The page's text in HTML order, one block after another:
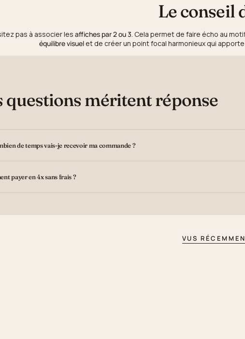
Le conseil
pas à associer les affiches par 2 ou 3. Cela permet de faire écho au
équilibre visuel et de créer un point focal harmonieux qui
questions méritent réponse
de temps vais-je recevoir ma commande ?
payer en 4x sans frais ?
VUS